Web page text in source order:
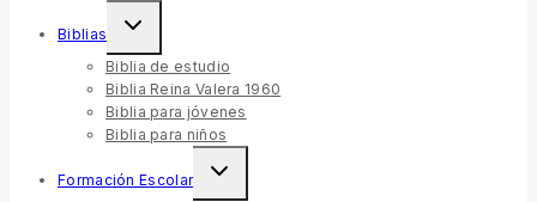
Biblias
Biblia de estudio
Biblia Reina Valera 1960
Biblia para jóvenes
Biblia para niños
Formación Escolar